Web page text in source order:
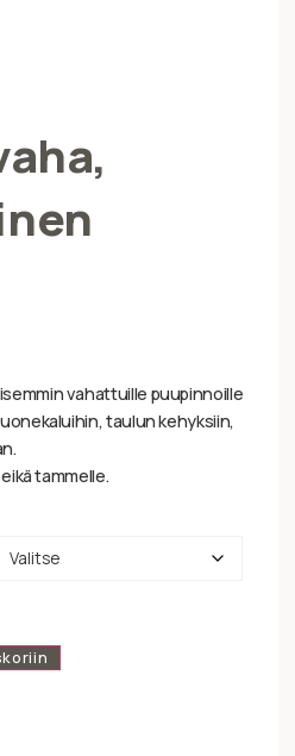
vahattuille puupinnoille
taulun kehyksiin,
tammelle.